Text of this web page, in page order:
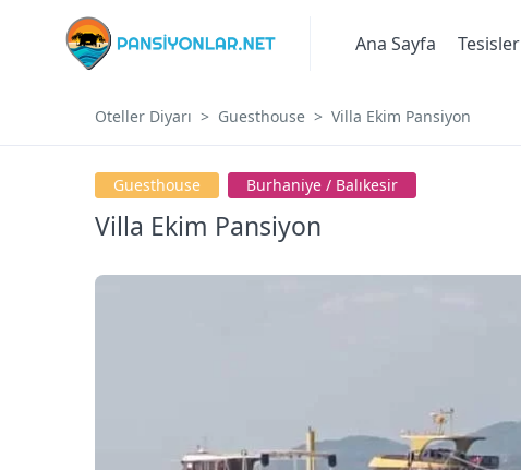
Ana Sayfa Tesisler
Oteller Diyarı Guesthouse Villa Ekim Pansiyon
Guesthouse Burhani̇ye / Balıkesir
Villa Ekim Pansiyon